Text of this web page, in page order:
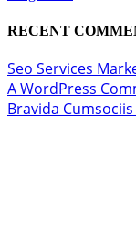
RECENT
Seo Services
A WordPress
Bravida